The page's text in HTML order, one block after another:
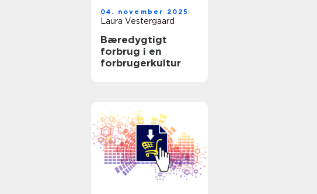
04. november 2025
Laura Vestergaard
Bæredygtigt
forbrug i en
forbrugerkultur